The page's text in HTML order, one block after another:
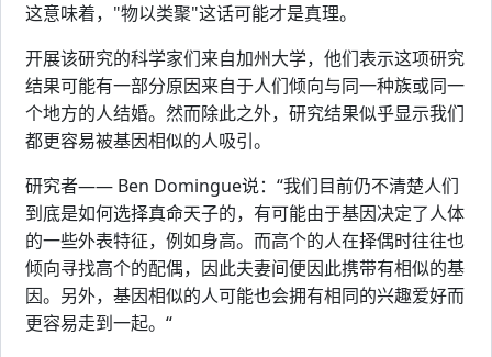
这意味着，"物以类聚"这话可能才是真理。
开展该研究的科学家们来自加州大学，他们表示这项研究
结果可能有一部分原因来自于人们倾向与同一种族或同一
个地方的人结婚。然而除此之外，研究结果似乎显示我们
都更容易被基因相似的人吸引。
研究者—— Ben Domingue说：“我们目前仍不清楚人们
到底是如何选择真命天子的，有可能由于基因决定了人体
的一些外表特征，例如身高。而高个的人在择偶时往往也
倾向寻找高个的配偶，因此夫妻间便因此携带有相似的基
因。另外，基因相似的人可能也会拥有相同的兴趣爱好而
更容易走到一起。“